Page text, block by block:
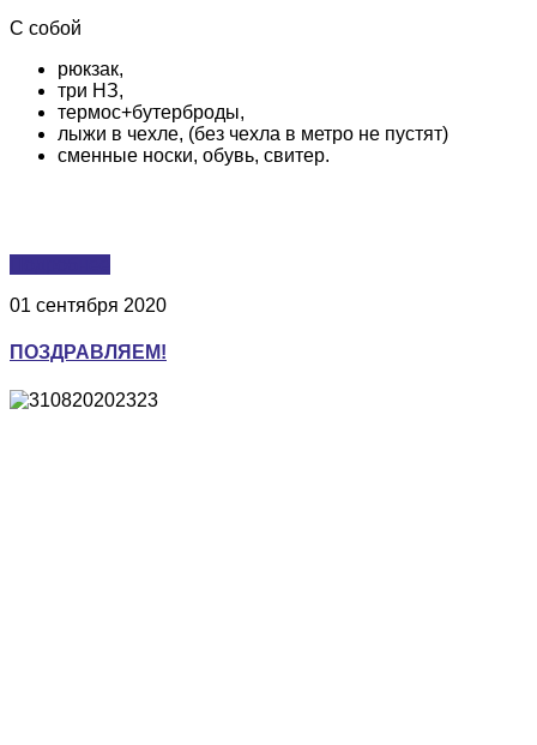
С собой
рюкзак,
три НЗ,
термос+бутерброды,
лыжи в чехле, (без чехла в метро не пустят)
сменные носки, обувь, свитер.
01 сентября 2020
ПОЗДРАВЛЯЕМ!